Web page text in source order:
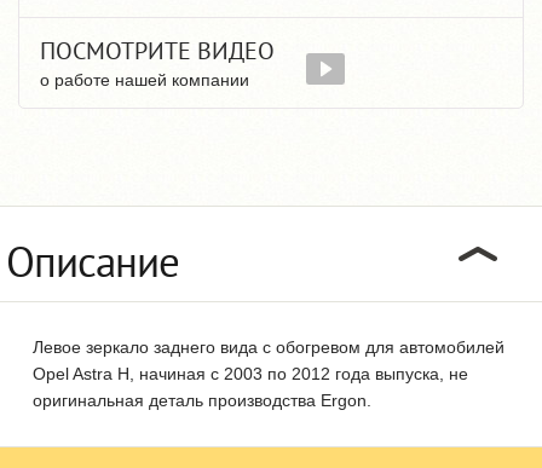
ПОСМОТРИТЕ ВИДЕО
о работе нашей компании
Описание
Левое зеркало заднего вида с обогревом для автомобилей
Opel Astra H, начиная с 2003 по 2012 года выпуска, не
оригинальная деталь производства Ergon.